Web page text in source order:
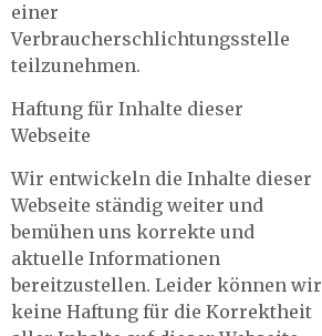
einer
Verbraucherschlichtungsstelle
teilzunehmen.
Haftung für Inhalte dieser
Webseite
Wir entwickeln die Inhalte dieser
Webseite ständig weiter und
bemühen uns korrekte und
aktuelle Informationen
bereitzustellen. Leider können wir
keine Haftung für die Korrektheit